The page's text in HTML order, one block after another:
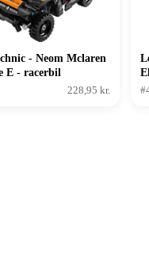
- Neom Mclaren
E - racerbil
228,95 kr.